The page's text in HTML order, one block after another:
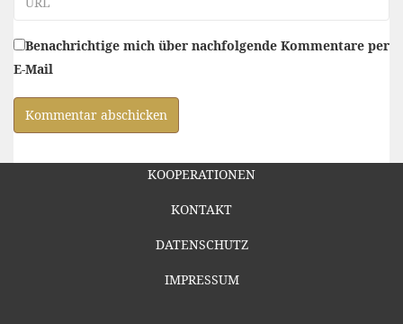
Benachrichtige mich über nachfolgende Kommentare per
E-Mail
KOOPERATIONEN
KONTAKT
DATENSCHUTZ
IMPRESSUM